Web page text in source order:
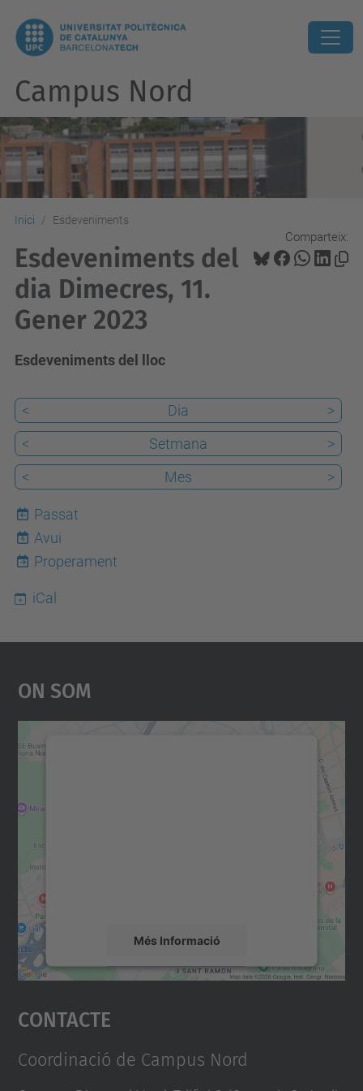
Campus Nord
Inici Esdeveniments
Comparteix:
Esdeveniments del
dia Dimecres, 11.
Gener 2023
Esdeveniments del lloc
< Dia
>
<
Setmana
>
<
Mes >
Passat
6
Avui
Properament
iCal
On Som
Més Informació
Accepta
powered by
Contacte
Coordinació de Campus Nord